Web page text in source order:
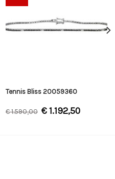
Tennis Bliss 20059360
€1.590,00 €1.192,50